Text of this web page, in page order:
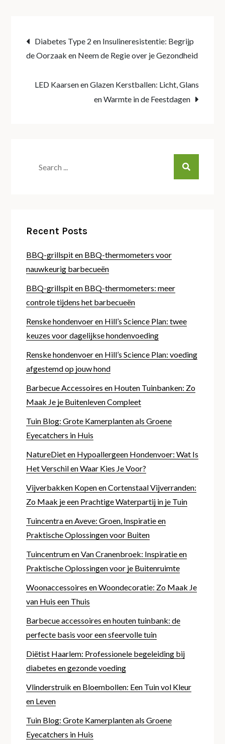
Post
navigation
Diabetes Type 2 en Insulineresistentie: Begrijp
de Oorzaak en Neem de Regie over je Gezondheid
LED Kaarsen en Glazen Kerstballen: Licht, Glans
en Warmte in de Feestdagen
Recent Posts
BBQ-grillspit en BBQ-thermometers voor
nauwkeurig barbecueën
BBQ-grillspit en BBQ-thermometers: meer
controle tijdens het barbecueën
Renske hondenvoer en Hill’s Science Plan: twee
keuzes voor dagelijkse hondenvoeding
Renske hondenvoer en Hill’s Science Plan: voeding
afgestemd op jouw hond
Barbecue Accessoires en Houten Tuinbanken: Zo
Maak Je je Buitenleven Compleet
Tuin Blog: Grote Kamerplanten als Groene
Eyecatchers in Huis
NatureDiet en Hypoallergeen Hondenvoer: Wat Is
Het Verschil en Waar Kies Je Voor?
Vijverbakken Kopen en Cortenstaal Vijverranden:
Zo Maak je een Prachtige Waterpartij in je Tuin
Tuincentra en Aveve: Groen, Inspiratie en
Praktische Oplossingen voor Buiten
Tuincentrum en Van Cranenbroek: Inspiratie en
Praktische Oplossingen voor je Buitenruimte
Woonaccessoires en Woondecoratie: Zo Maak Je
van Huis een Thuis
Barbecue accessoires en houten tuinbank: de
perfecte basis voor een sfeervolle tuin
Diëtist Haarlem: Professionele begeleiding bij
diabetes en gezonde voeding
Vlinderstruik en Bloembollen: Een Tuin vol Kleur
en Leven
Tuin Blog: Grote Kamerplanten als Groene
Eyecatchers in Huis